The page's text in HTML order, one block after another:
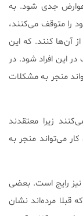
عوارض جدی شود. به
را متوقف می‌کنند،
آن‌ها کنند. که این
این افراد شود. در
منجر به مشکلات
زیرا معتقدند
می‌تواند منجر به
تلاش به خودکشی در افراد مبتلا به توهم cotard نیز رایج است. بعضی
قبلا مرده‌اند نشان